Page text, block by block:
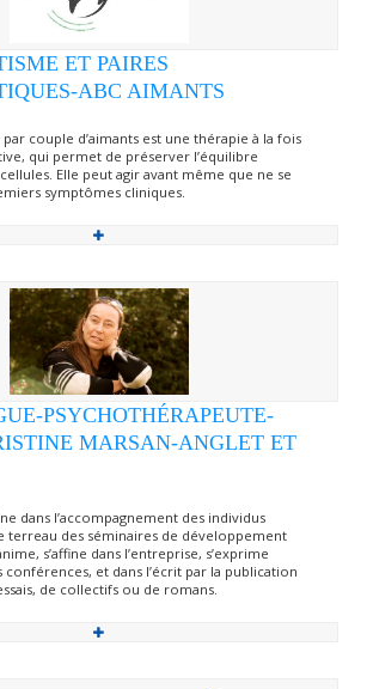
ET PAIRES
ABC AIMANTS
couple d’aimants est une thérapie à la fois
qui permet de préserver l’équilibre
Elle peut agir avant même que ne se
symptômes cliniques.
PSYCHOTHÉRAPEUTE-
MARSAN-ANGLET ET
dans l’accompagnement des individus
terreau des séminaires de développement
s’affine dans l’entreprise, s’exprime
et dans l’écrit par la publication
de collectifs ou de romans.